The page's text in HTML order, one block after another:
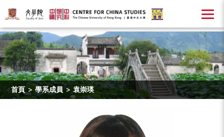
首頁 > 學系成員 > 袁崇瑛